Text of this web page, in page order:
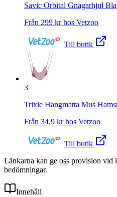
Savic Orbital Gnagarhjul Bla
Från 299 kr hos Vetzoo
Till butik
3
Trixie Hangmatta Mus
Från 34,9 kr hos Vetzoo
Till butik
Länkarna kan ge oss provision vid
bedömningar.
Innehåll